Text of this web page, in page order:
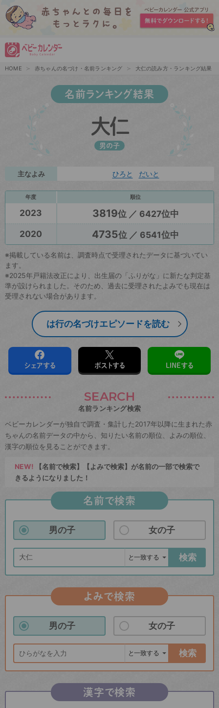
HOME 赤ちゃんの名づけ・名前ランキング 大仁の読み方・ランキング結果
名前ランキング結果
大仁
男の子
主なよみ ひろと だいと
年度 順位
2023 3819位 ／ 6427位中
2020
4735位 ／ 6541位中
※掲載している名前は、調査時点で受理されたデータに基づいてい
ます。
※2025年戸籍法改正により、出生届の「ふりがな」に新たな判定基
準が設けられました。そのため、過去に受理されたよみでも現在は
受理されない場合があります。
は行の名づけエピソードを読む
シェアする ポストする LINEする
SEARCH
名前ランキング検索
ベビーカレンダーが独自で調査・集計した2017年以降に生まれた赤
ちゃんの名前データの中から、知りたい名前の順位、よみの順位、
漢字の順位を見ることができます。
NEW! 【名前で検索】【よみで検索】が名前の一部で検索で
きるようになりました！
名前で検索
男の子 女の子
検索
よみで検索
男の子 女の子
検索
漢字で検索